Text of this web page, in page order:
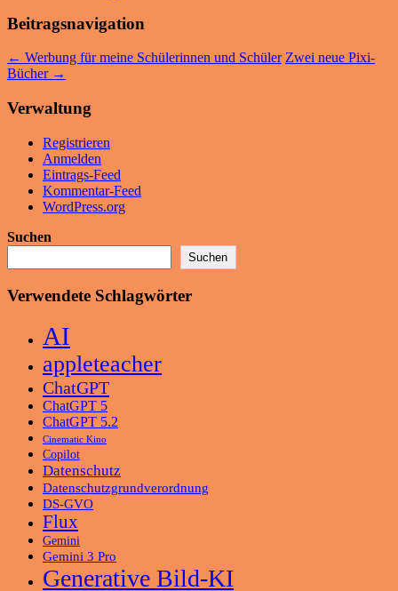
Beitragsnavigation
← Werbung für meine Schülerinnen und Schüler Zwei neue Pixi-
Bücher →
Verwaltung
Registrieren
Anmelden
Eintrags-Feed
Kommentar-Feed
WordPress.org
Suchen
Suchen
Verwendete Schlagwörter
AI
appleteacher
ChatGPT
ChatGPT 5
ChatGPT 5.2
Cinematic Kino
Copilot
Datenschutz
Datenschutzgrundverordnung
DS-GVO
Flux
Gemini
Gemini 3 Pro
Generative Bild-KI